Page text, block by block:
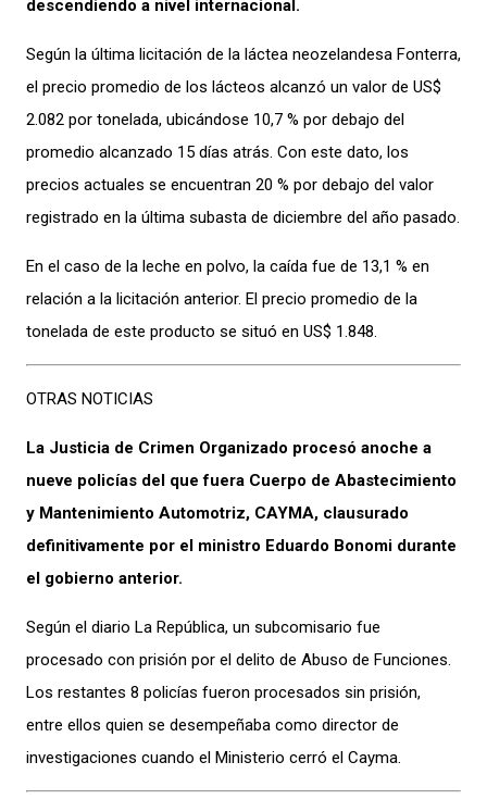
descendiendo a nivel internacional.
Según la última licitación de la láctea neozelandesa Fonterra,
el precio promedio de los lácteos alcanzó un valor de US$
2.082 por tonelada, ubicándose 10,7 % por debajo del
promedio alcanzado 15 días atrás. Con este dato, los
precios actuales se encuentran 20 % por debajo del valor
registrado en la última subasta de diciembre del año pasado.
En el caso de la leche en polvo, la caída fue de 13,1 % en
relación a la licitación anterior. El precio promedio de la
tonelada de este producto se situó en US$ 1.848.
OTRAS NOTICIAS
La Justicia de Crimen Organizado procesó anoche a
nueve policías del que fuera Cuerpo de Abastecimiento
y Mantenimiento Automotriz, CAYMA, clausurado
definitivamente por el ministro Eduardo Bonomi durante
el gobierno anterior.
Según el diario La República, un subcomisario fue
procesado con prisión por el delito de Abuso de Funciones.
Los restantes 8 policías fueron procesados sin prisión,
entre ellos quien se desempeñaba como director de
investigaciones cuando el Ministerio cerró el Cayma.